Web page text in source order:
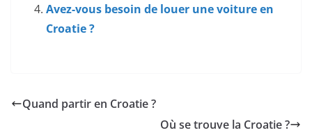
Avez-vous besoin de louer une voiture en
Croatie ?
Quand partir en Croatie ?
Où se trouve la Croatie ?